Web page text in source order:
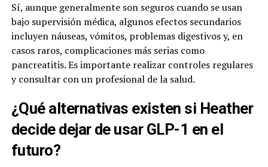
Sí, aunque generalmente son seguros cuando se usan
bajo supervisión médica, algunos efectos secundarios
incluyen náuseas, vómitos, problemas digestivos y, en
casos raros, complicaciones más serias como
pancreatitis. Es importante realizar controles regulares
y consultar con un profesional de la salud.
¿Qué alternativas existen si Heather
decide dejar de usar GLP-1 en el
futuro?